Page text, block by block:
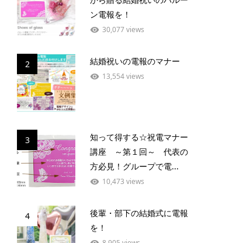
ン電報を！
30,077 views
2 結婚祝いの電報のマナー
13,554 views
3
知って得する☆祝電マナー
講座 ～第１回～ 代表の
方必見！グループで電...
10,473 views
4
後輩・部下の結婚式に電報
を！